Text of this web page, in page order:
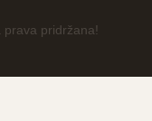
pridržana!